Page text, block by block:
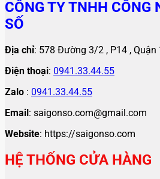
CÔNG TY TNHH CÔNG
SỐ
Địa chỉ: 578 Đường 3/2 , P14 , Quận
Điện thoại: 0941.33.44.55
Zalo : 0941.33.44.55
Email: saigonso.com@gmail.com
Website: https://saigonso.com
HỆ THỐNG CỬA HÀNG